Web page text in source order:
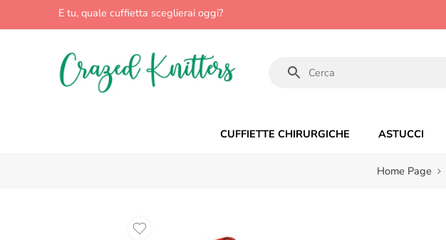
E tu, quale cuffietta sceglierai oggi?
CUFFIETTE CHIRURGICHE ASTUCCI
Home Page